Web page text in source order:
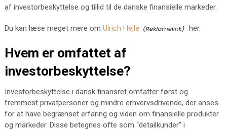
af investorbeskyttelse og tillid til de danske finansielle markeder.
Du kan læse meget mere om Ulrich Hejle her.
Hvem er omfattet af
investorbeskyttelse?
Investorbeskyttelse i dansk finansret omfatter først og
fremmest privatpersoner og mindre erhvervsdrivende, der anses
for at have begrænset erfaring og viden om finansielle produkter
og markeder. Disse betegnes ofte som “detailkunder” i